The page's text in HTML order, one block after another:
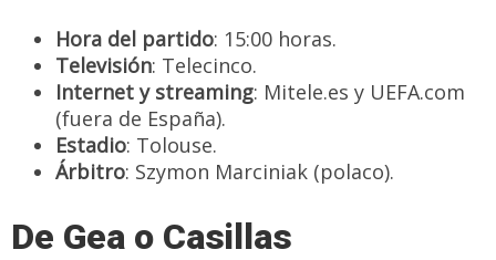
Hora del partido: 15:00 horas.
Televisión: Telecinco.
Internet y streaming: Mitele.es y UEFA.com
(fuera de España).
Estadio: Tolouse.
Árbitro: Szymon Marciniak (polaco).
De Gea o Casillas